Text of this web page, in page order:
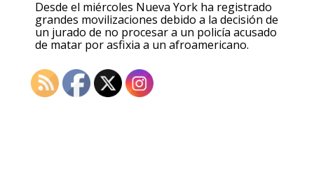
Desde el miércoles Nueva York ha registrado
grandes movilizaciones debido a la decisión de
un jurado de no procesar a un policía acusado
de matar por asfixia a un afroamericano.